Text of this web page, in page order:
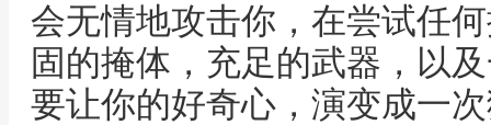
会无情地攻击你，在尝试任
固的掩体，充足的武器，以
要让你的好奇心，演变成一